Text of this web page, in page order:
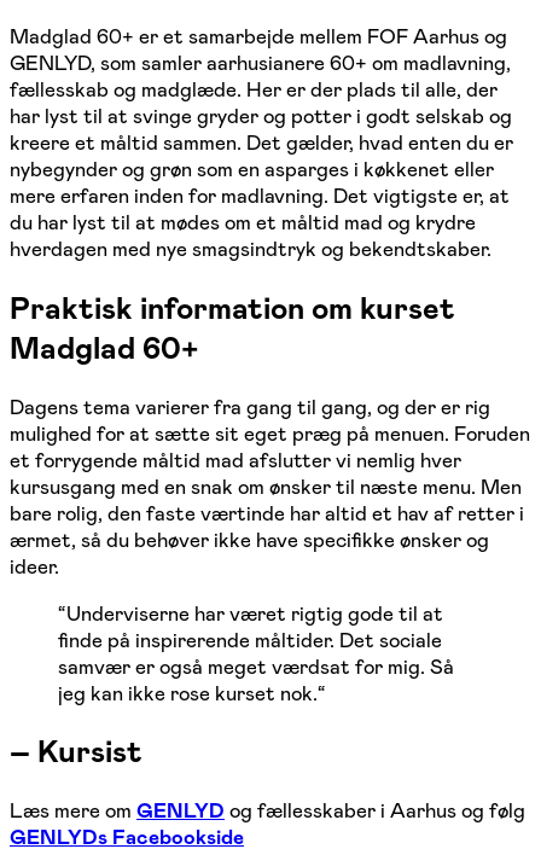
Madglad 60+ er et samarbejde mellem FOF Aarhus og
GENLYD, som samler aarhusianere 60+ om madlavning,
fællesskab og madglæde. Her er der plads til alle, der
har lyst til at svinge gryder og potter i godt selskab og
kreere et måltid sammen. Det gælder, hvad enten du er
nybegynder og grøn som en asparges i køkkenet eller
mere erfaren inden for madlavning. Det vigtigste er, at
du har lyst til at mødes om et måltid mad og krydre
hverdagen med nye smagsindtryk og bekendtskaber.
Praktisk information om kurset
Madglad 60+
Dagens tema varierer fra gang til gang, og der er rig
mulighed for at sætte sit eget præg på menuen. Foruden
et forrygende måltid mad afslutter vi nemlig hver
kursusgang med en snak om ønsker til næste menu. Men
bare rolig, den faste værtinde har altid et hav af retter i
ærmet, så du behøver ikke have specifikke ønsker og
ideer.
“Underviserne har været rigtig gode til at
finde på inspirerende måltider. Det sociale
samvær er også meget værdsat for mig. Så
jeg kan ikke rose kurset nok.“
– Kursist
Læs mere om GENLYD og fællesskaber i Aarhus og følg
GENLYDs Facebookside